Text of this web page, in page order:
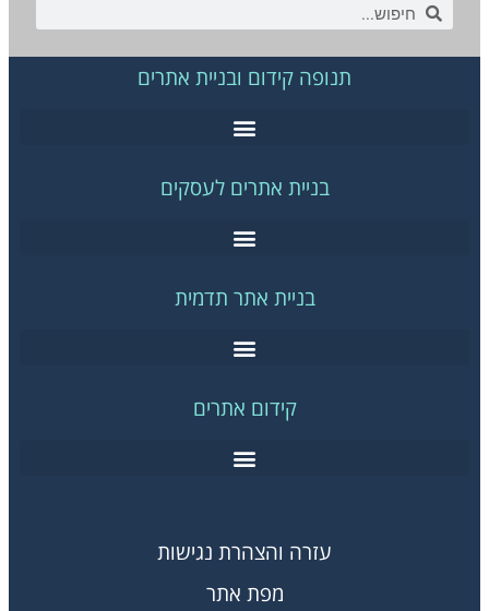
תנופה קידום ובניית אתרים
בניית אתרים לעסקים
בניית אתר תדמית
קידום אתרים
עזרה והצהרת נגישות
מפת אתר